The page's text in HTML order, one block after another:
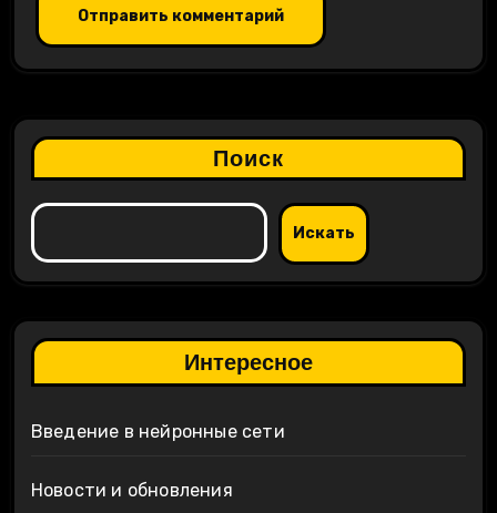
Поиск
Искать
Интересное
Введение в нейронные сети
Новости и обновления